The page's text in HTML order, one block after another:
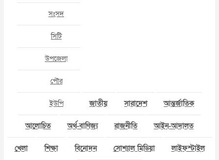
সংসদ
সিটি
উপজেলা
পৌর
ইউপি জাতীয় সারাদেশ আন্তর্জাতিক
আলোচিত অর্থ-বাণিজ্য রাজনীতি আইন-আদালত
খেলা শিক্ষা বিনোদন সোশ্যাল মিডিয়া লাইফস্টাইল